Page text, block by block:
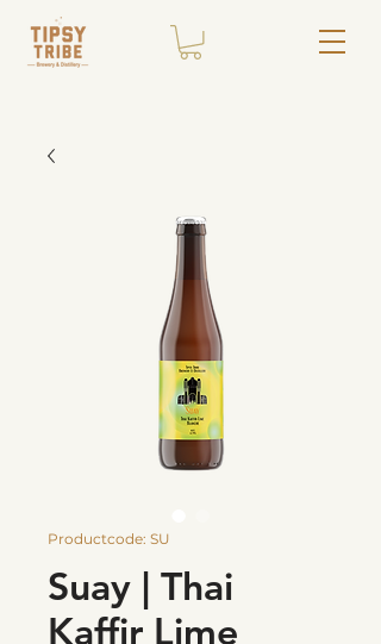
Productcode: SU
Suay | Thai
Kaffir Lime